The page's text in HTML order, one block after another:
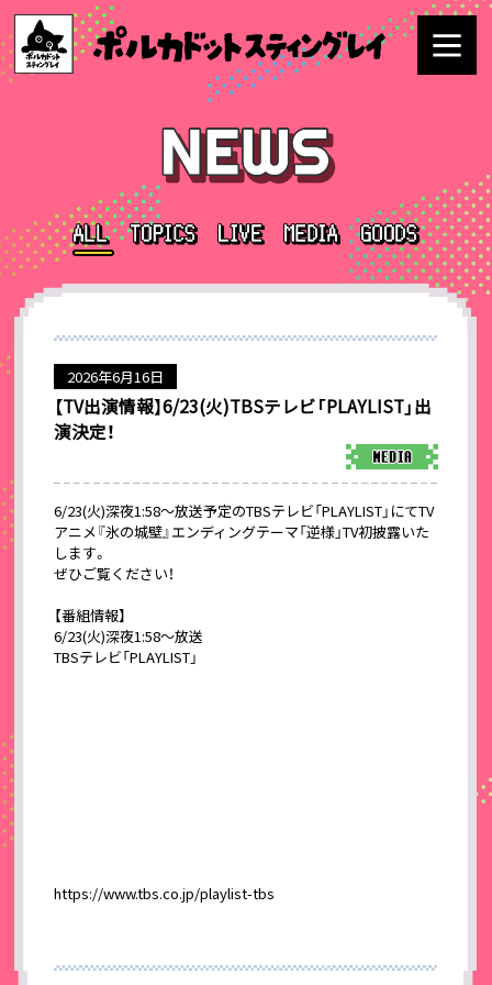
2026年6月16日
【TV出演情報】6/23(火)TBSテレビ「PLAYLIST」出
演決定！
6/23(火)深夜1:58〜放送予定のTBSテレビ「PLAYLIST」にてTV
アニメ『氷の城壁』エンディングテーマ「逆様」TV初披露いた
します。
ぜひご覧ください！
【番組情報】
6/23(火)深夜1:58〜放送
TBSテレビ「PLAYLIST」
https://www.tbs.co.jp/playlist-tbs